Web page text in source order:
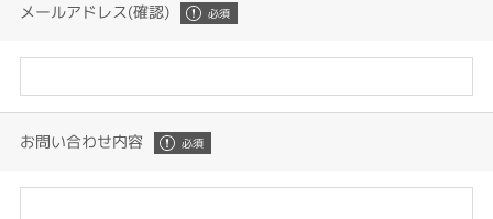
メールアドレス(確認)
お問い合わせ内容